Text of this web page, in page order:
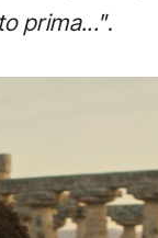
prima...".